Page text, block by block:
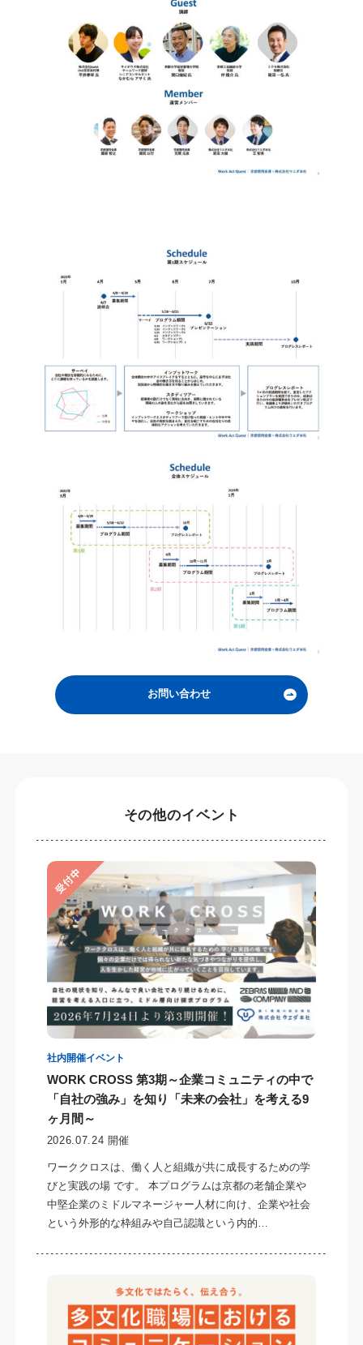
お問い合わせ
その他のイベント
社内開催イベント
WORK CROSS 第3期～企業コミュニティの中で
「自社の強み」を知り「未来の会社」を考える9
ヶ月間～
2026.07.24 開催
ワーククロスは、働く人と組織が共に成長するための学
びと実践の場 です。 本プログラムは京都の老舗企業や
中堅企業のミドルマネージャー人材に向け、企業や社会
という外形的な枠組みや自己認識という内的…